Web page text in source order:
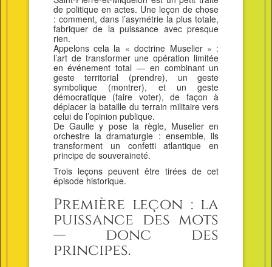
de politique en actes. Une leçon de chose
: comment, dans l’asymétrie la plus totale,
fabriquer de la puissance avec presque
rien.
Appelons cela la « doctrine Muselier » :
l’art de transformer une opération limitée
en événement total — en combinant un
geste territorial (prendre), un geste
symbolique (montrer), et un geste
démocratique (faire voter), de façon à
déplacer la bataille du terrain militaire vers
celui de l’opinion publique.
De Gaulle y pose la règle, Muselier en
orchestre la dramaturgie : ensemble, ils
transforment un confetti atlantique en
principe de souveraineté.
Trois leçons peuvent être tirées de cet
épisode historique.
Première leçon : la
puissance des mots
— donc des
principes.